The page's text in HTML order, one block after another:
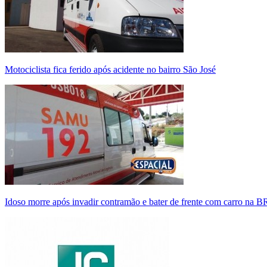
Motociclista fica ferido após acidente no bairro São José
Idoso morre após invadir contramão e bater de frente com carro na